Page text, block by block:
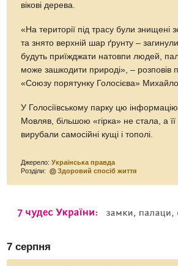
вікові дерева.
«На території під трасу були знищені
та знято верхній шар ґрунту –
будуть приїжджати натовпи людей,
може зашкодити природі», – розповів
«Союзу порятунку Голосієва»
У Голосіївському парку цю
Мовляв, більшою «гірка» не стала, а її
вирубали самосійні кущі і тополі.
Джерело:Українська правда
Розділи:
Здоровий спосіб життя
7 серпня